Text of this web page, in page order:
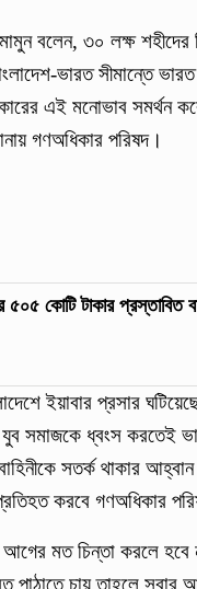
বলেন, ৩০ লক্ষ শহীদের
ভারত সীমান্তে
এই মনোভাব সমর্থন
গণঅধিকার পরিষদ।
৫০৫ কোটি টাকার প্রস্তাবিত
ইয়াবার প্রসার
যুব সমাজকে ধ্বংস করতেই
সতর্ক থাকার
করবে গণঅধিকার
মত চিন্তা করলে হবে
পাঠাতে চায় তাহলে সবার